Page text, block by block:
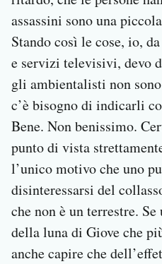
assassini sono una
Stando così le cose, io,
e servizi televisivi, devo
gli ambientalisti non
c’è bisogno di indicarli
Bene. Non benissimo.
punto di vista
l’unico motivo che uno
disinteressarsi del
che non è un terrestre.
della luna di Giove che
anche capire che